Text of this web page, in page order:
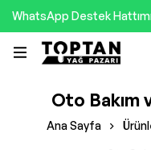
WhatsApp Destek
Oto Bakım
Ana Sayfa